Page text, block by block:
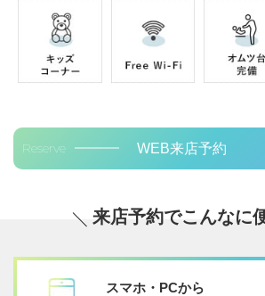
Reserve WEB来店予約
来店予約でこんなに
スマホ・PCから